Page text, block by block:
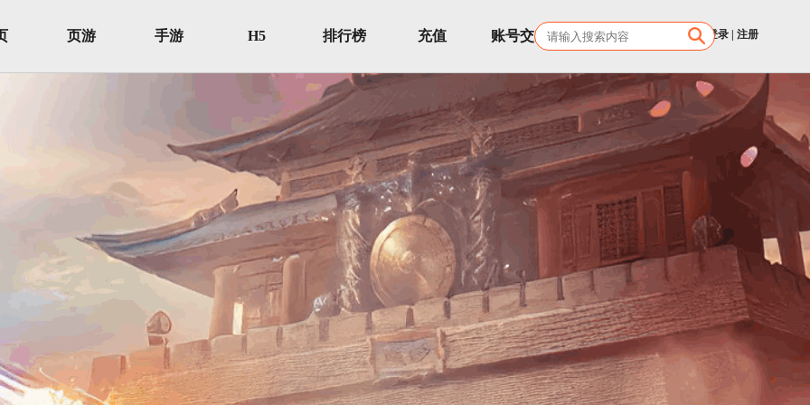
页游 手游 H5 排行榜 充值 账号交易 客服 登录 注册